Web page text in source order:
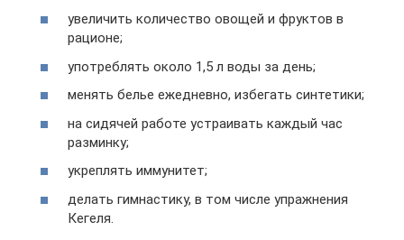
увеличить количество овощей и фруктов в
рационе;
употреблять около 1,5 л воды за день;
менять белье ежедневно, избегать синтетики;
на сидячей работе устраивать каждый час
разминку;
укреплять иммунитет;
делать гимнастику, в том числе упражнения
Кегеля.